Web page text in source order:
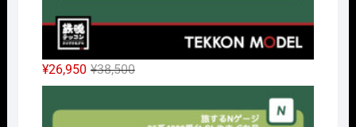
¥38,500元
の
価
¥26,950
現
在
の